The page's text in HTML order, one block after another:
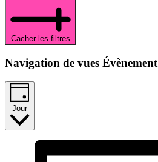
Cacher les filtres
Navigation de vues Évènement
Jour